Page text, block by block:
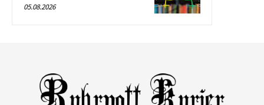
05.08.2026